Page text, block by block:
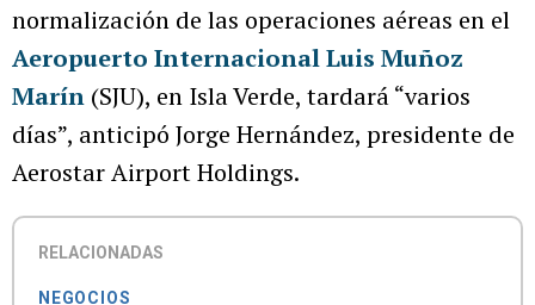
normalización de las operaciones aéreas en el
Aeropuerto Internacional Luis Muñoz
Marín (SJU), en Isla Verde, tardará “varios
días”, anticipó Jorge Hernández, presidente de
Aerostar Airport Holdings.
RELACIONADAS
NEGOCIOS